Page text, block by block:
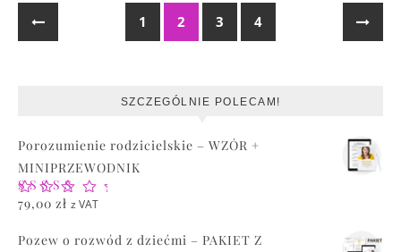
1 2 3 4
SZCZEGÓLNIE POLECAM!
Porozumienie rodzicielskie – WZÓR +
MINIPRZEWODNIK
Oceniono
5.00
79,00 zł z VAT
Pozew o rozwód z dziećmi – PAKIET Z